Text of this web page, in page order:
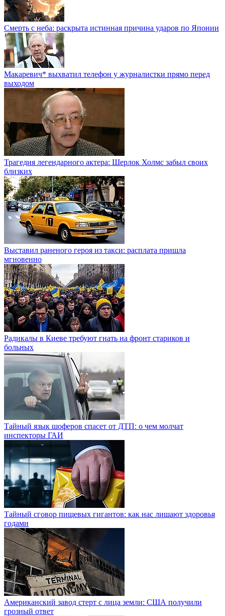
Смерть с неба: раскрыта истинная причина ударов по Японии
Макаревич* выхватил телефон у журналистки прямо перед
выходом
Трагедия легендарного актера: Шерлок Холмс забыл своих
близких
Выставил раненого героя из такси: расплата пришла
мгновенно
Радикалы в Киеве требуют гнать на фронт стариков и
больных
Тайный язык шоферов спасет от ДТП: о чем молчат
инспекторы ГАИ
Тайный сговор пищевых гигантов: как нас лишают здоровья
годами
Американский завод стерт с лица земли: США получили
грозный ответ